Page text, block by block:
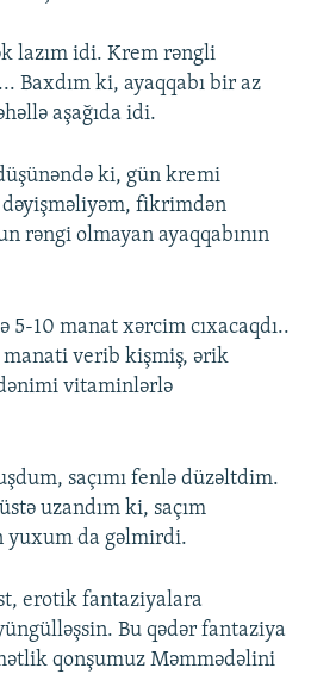
lazım idi. Krem rəngli
Baxdım ki, ayaqqabı bir az
aşağıda idi.
ki, gün kremi
dəyişməliyəm, fikrimdən
rəngi olmayan ayaqqabının
5-10 manat xərcim cıxacaqdı..
verib kişmiş, ərik
vitaminlərlə
saçımı fenlə düzəltdim.
uzandım ki, saçım
yuxum da gəlmirdi.
erotik fantaziyalara
Bu qədər fantaziya
qonşumuz Məmmədəlini